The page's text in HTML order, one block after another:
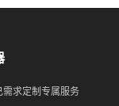
求定制专属服务